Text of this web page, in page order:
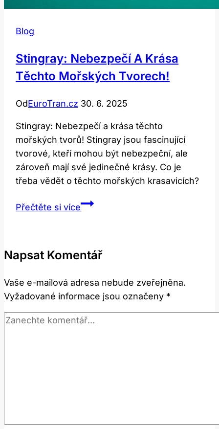
Blog
Stingray: Nebezpečí A Krása
Těchto Mořských Tvorech!
OdEuroTran.cz 30. 6. 2025
Stingray: Nebezpečí a krása těchto
mořských tvorů! Stingray jsou fascinující
tvorové, kteří mohou být nebezpeční, ale
zároveň mají své jedinečné krásy. Co je
třeba vědět o těchto mořských krasavicích?
Přečtěte si víceStingray:
těchto
tvorech!
Napsat Komentář
Vaše e-mailová adresa nebude zveřejněna.
Vyžadované informace jsou označeny *